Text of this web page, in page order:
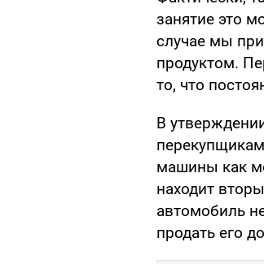
занятие это
случае мы
продуктом.
то, что
В
машины как
находит
автомобиль
продать его